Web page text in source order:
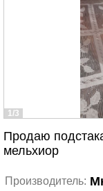
1/3
Продаю
мельхиор
Производитель: